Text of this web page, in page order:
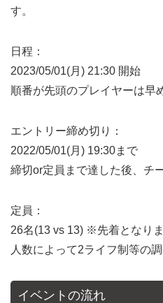
す。
日程：
2023/05/01(月) 21:30 開始
順番が先頭のプレイヤーは早
エントリー締め切り：
2022/05/01(月) 19:30まで
締切or定員まで達した後、チ
定員：
26名(13 vs 13) ※先着となり
人数によって2ライフ制等の
イベントの流れ